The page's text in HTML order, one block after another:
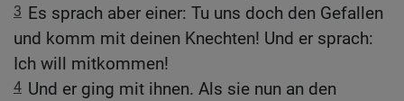
3 Es sprach aber einer: Tu uns doch den Gefallen
und komm mit deinen Knechten! Und er sprach:
Ich will mitkommen!
4 Und er ging mit ihnen. Als sie nun an den